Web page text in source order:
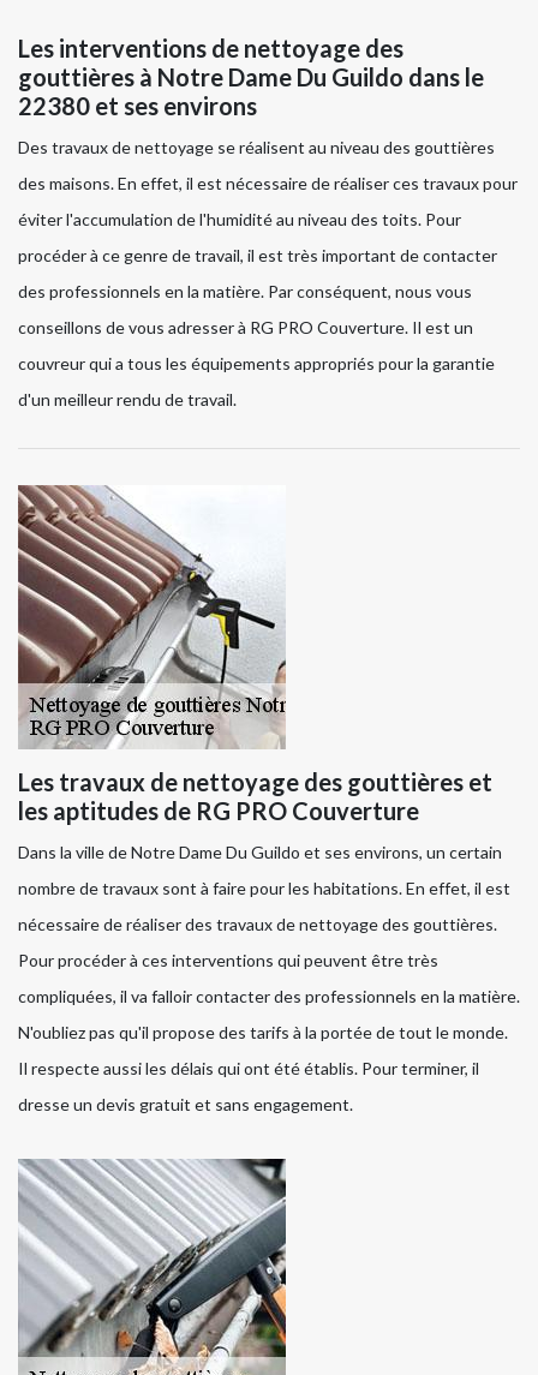
Les interventions de nettoyage des
gouttières à Notre Dame Du Guildo dans le
22380 et ses environs
Des travaux de nettoyage se réalisent au niveau des gouttières
des maisons. En effet, il est nécessaire de réaliser ces travaux pour
éviter l'accumulation de l'humidité au niveau des toits. Pour
procéder à ce genre de travail, il est très important de contacter
des professionnels en la matière. Par conséquent, nous vous
conseillons de vous adresser à RG PRO Couverture. Il est un
couvreur qui a tous les équipements appropriés pour la garantie
d'un meilleur rendu de travail.
Les travaux de nettoyage des gouttières et
les aptitudes de RG PRO Couverture
Dans la ville de Notre Dame Du Guildo et ses environs, un certain
nombre de travaux sont à faire pour les habitations. En effet, il est
nécessaire de réaliser des travaux de nettoyage des gouttières.
Pour procéder à ces interventions qui peuvent être très
compliquées, il va falloir contacter des professionnels en la matière.
N'oubliez pas qu'il propose des tarifs à la portée de tout le monde.
Il respecte aussi les délais qui ont été établis. Pour terminer, il
dresse un devis gratuit et sans engagement.